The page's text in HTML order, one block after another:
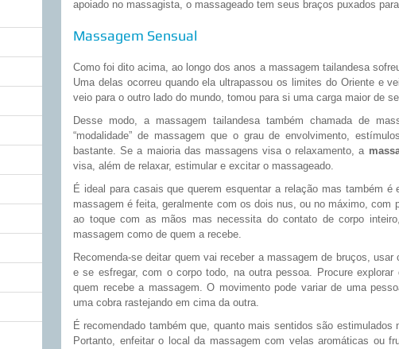
apoiado no massagista, o massageado tem seus braços puxados
Massagem Sensual
Como foi dito acima, ao longo dos anos a massagem tailandesa
Uma delas ocorreu quando ela ultrapassou os limites do Oriente e
veio para o outro lado do mundo, tomou para si uma carga maior de
Desse modo, a massagem tailandesa também chamada de
“modalidade” de massagem que o grau de envolvimento,
bastante. Se a maioria das massagens visa o relaxamento, a
visa, além de relaxar, estimular e excitar o massageado.
É ideal para casais que querem esquentar a relação mas também é
massagem é feita, geralmente com os dois nus, ou no máximo, com
ao toque com as mãos mas necessita do contato de corpo
massagem como de quem a recebe.
Recomenda-se deitar quem vai receber a massagem de bruços, usar
e se esfregar, com o corpo todo, na outra pessoa. Procure explorar
quem recebe a massagem. O movimento pode variar de uma
uma cobra rastejando em cima da outra.
É recomendado também que, quanto mais sentidos são estimulados
Portanto, enfeitar o local da massagem com velas aromáticas ou